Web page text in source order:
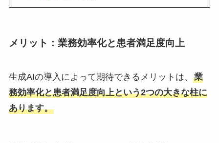
メリット：業務効率化と患者満足度向上
生成AIの導入によって期待できるメリットは、 業
務効率化と患者満足度向上という2つの大きな柱に
あります。